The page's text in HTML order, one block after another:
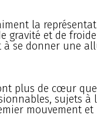
la
gravité et de
à se donner une
plus de cœur
sujets à
mouvement